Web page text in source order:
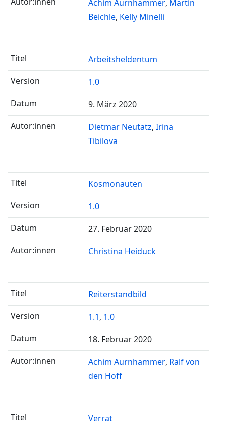
Achim Aurnhammer Martin
Beichle Kelly Minelli
Arbeitsheldentum
1.0
9. März 2020
Dietmar Neutatz Irina
Tibilova
Kosmonauten
1.0
27. Februar 2020
Christina Heiduck
Reiterstandbild
1.1, 1.0
18. Februar 2020
Achim Aurnhammer Ralf von
den Hoff
Verrat